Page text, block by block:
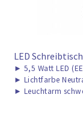
LED
► 5,5 Watt LED
► Lichtfarbe
► Leuchtarm